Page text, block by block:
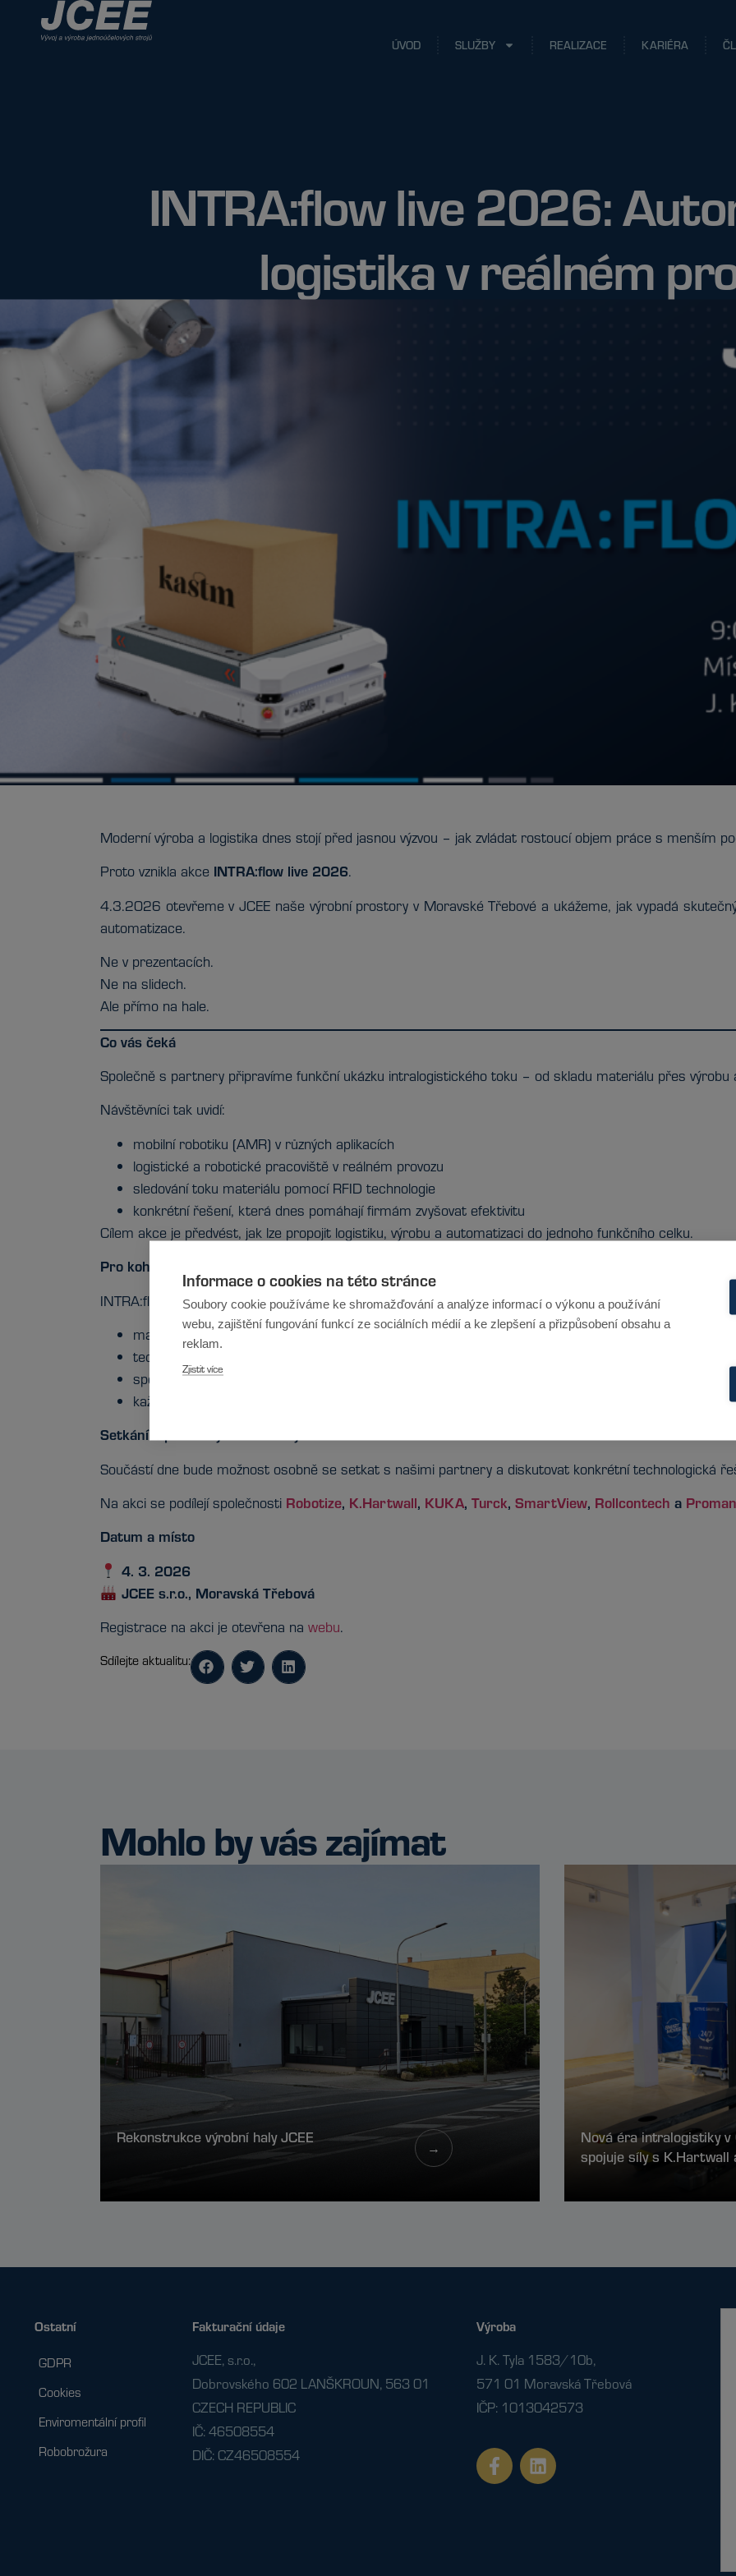
ÚVOD SLUŽBY REALIZACE KARIÉRA
INTRA:flow live 2026:
logistika v reálném
Moderní výroba a logistika dnes stojí před jasnou výzvou – jak zvládat rostoucí objem práce s menším
Proto vznikla akce INTRA:flow live 2026.
4.3.2026 otevřeme v JCEE naše výrobní prostory v Moravské Třebové a ukážeme, jak vypadá
automatizace.
Ne v prezentacích.
Ne na slidech.
Ale přímo na hale.
Co vás čeká
Společně s partnery připravíme funkční ukázku intralogistického toku – od skladu materiálu přes výrobu
Návštěvníci tak uvidí:
mobilní robotiku (AMR) v různých aplikacích
logistické a robotické pracoviště v reálném provozu
sledování toku materiálu pomocí RFID technologie
konkrétní řešení, která dnes pomáhají firmám zvyšovat efektivitu
Cílem akce je předvést, jak lze propojit logistiku, výrobu a automatizaci do jednoho funkčního celku.
Pro koho je akce určena
INTRA:flow live je určena především pro:
manažery výrobních a logistických firem
technology a vedoucí provozů
specialisty na automatizaci a intralogistiku
každého, kdo chce vidět, kam se dnes posouvá průmysl
Setkání s partnery a odborníky
Součástí dne bude možnost osobně se setkat s našimi partnery a diskutovat konkrétní technologická
Na akci se podílejí společnosti Robotize, K.Hartwall, KUKA, Turck, SmartView, Rollcontech a Proman
Datum a místo
4. 3. 2026
JCEE s.r.o., Moravská Třebová
Registrace na akci je otevřena na webu.
Sdílejte aktualitu:
Mohlo by vás zajímat
Rekonstrukce výrobní haly JCEE
→
Nová éra intralogistiky v
spojuje síly s K.Hartwall
Ostatní
GDPR
Cookies
Enviromentální profil
Robobrožura
Fakturační údaje
JCEE, s.r.o.,
Dobrovského 602 LANŠKROUN, 563 01
CZECH REPUBLIC
IČ: 46508554
DIČ: CZ46508554
Výroba
J. K. Tyla 1583/10b,
571 01 Moravská Třebová
IČP: 1013042573
Informace o cookies na této stránce
Soubory cookie používáme ke shromažďování a analýze informací o výkonu a používání
webu, zajištění fungování funkcí ze sociálních médií a ke zlepšení a přizpůsobení obsahu a
reklam.
Zjistit více